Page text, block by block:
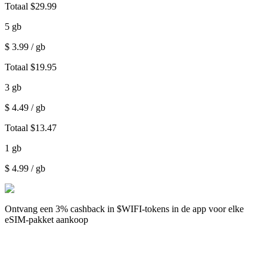
Totaal $29.99
5 gb
$ 3.99 / gb
Totaal $19.95
3 gb
$ 4.49 / gb
Totaal $13.47
1 gb
$ 4.99 / gb
Ontvang een 3% cashback in $WIFI-tokens in de app voor elke
eSIM-pakket aankoop